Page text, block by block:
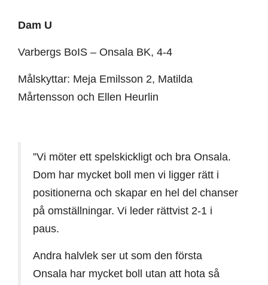
Dam U
Varbergs BoIS – Onsala BK, 4-4
Målskyttar: Meja Emilsson 2, Matilda
Mårtensson och Ellen Heurlin
”Vi möter ett spelskickligt och bra Onsala.
Dom har mycket boll men vi ligger rätt i
positionerna och skapar en hel del chanser
på omställningar. Vi leder rättvist 2-1 i
paus.
Andra halvlek ser ut som den första
Onsala har mycket boll utan att hota så